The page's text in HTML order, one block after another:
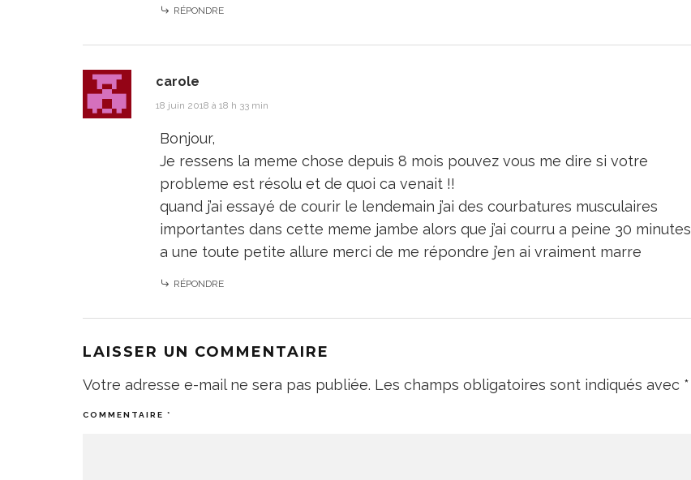
RÉPONDRE
carole
18 juin 2018 à 18 h 33 min
Bonjour,
Je ressens la meme chose depuis 8 mois pouvez vous me dire si votre
probleme est résolu et de quoi ca venait !!
quand j’ai essayé de courir le lendemain j’ai des courbatures musculaires
importantes dans cette meme jambe alors que j’ai courru a peine 30 minutes
a une toute petite allure merci de me répondre j’en ai vraiment marre
RÉPONDRE
LAISSER UN COMMENTAIRE
Votre adresse e-mail ne sera pas publiée. Les champs obligatoires sont indiqués avec *
COMMENTAIRE *